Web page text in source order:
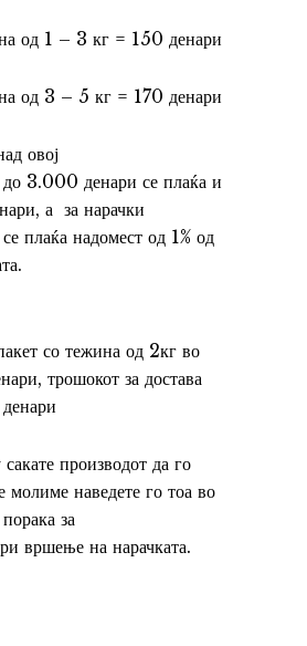
од 1 – 3 кг = 150 денари
од 3 – 5 кг = 170 денари
овој
до 3.000 денари се плаќа и
а за нарачки
плаќа надомест од 1% од
со тежина од 2кг во
трошокот за достава
производот да го
молиме наведете го тоа во
за
вршење на нарачката.